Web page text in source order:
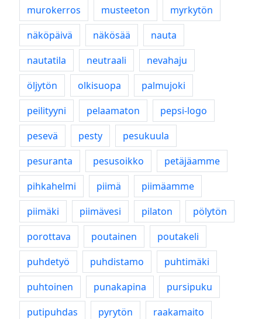
murokerros
musteeton
myrkytön
näköpäivä
näkösää
nauta
nautatila
neutraali
nevahaju
öljytön
olkisuopa
palmujoki
peilityyni
pelaamaton
pepsi-logo
pesevä
pesty
pesukuula
pesuranta
pesusoikko
petäjäamme
pihkahelmi
piimä
piimäamme
piimäki
piimävesi pilaton
pölytön
porottava
poutainen
poutakeli
puhdetyö
puhdistamo
puhtimäki
puhtoinen
punakapina
pursipuku
putipuhdas
pyrytön
raakamaito